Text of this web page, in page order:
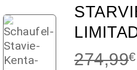
274,99€